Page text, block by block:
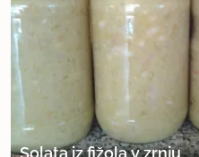
Solata iz fižola v zrnju